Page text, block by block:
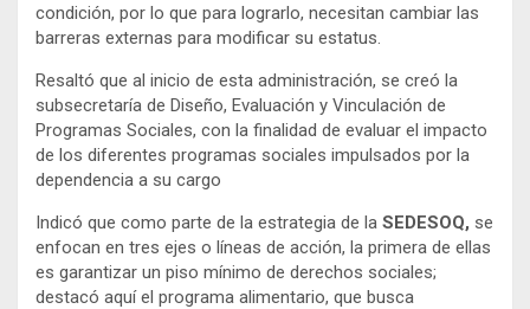
condición, por lo que para lograrlo, necesitan cambiar las
barreras externas para modificar su estatus.
Resaltó que al inicio de esta administración, se creó la
subsecretaría de Diseño, Evaluación y Vinculación de
Programas Sociales, con la finalidad de evaluar el impacto
de los diferentes programas sociales impulsados por la
dependencia a su cargo
Indicó que como parte de la estrategia de la SEDESOQ, se
enfocan en tres ejes o líneas de acción, la primera de ellas
es garantizar un piso mínimo de derechos sociales;
destacó aquí el programa alimentario, que busca